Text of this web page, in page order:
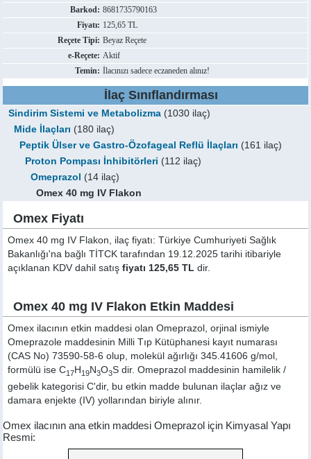
Barkod: 8681735790163
Fiyatı: 125,65 TL
Reçete Tipi: Beyaz Reçete
e-Reçete: Aktif
Temin: İlacınızı sadece eczaneden alınız!
İlaç Sınıflandırması
Sindirim Sistemi ve Metabolizma (1030 ilaç)
Mide İlaçları (180 ilaç)
Peptik Ülser ve Gastro-Özofageal Reflü İlaçları (161 ilaç)
Proton Pompası İnhibitörleri (112 ilaç)
Omeprazol
(14 ilaç)
Omex 40 mg IV Flakon
Omex Fiyatı
Omex 40 mg IV Flakon, ilaç fiyatı: Türkiye Cumhuriyeti Sağlık
Bakanlığı'na bağlı TİTCK tarafından 19.12.2025 tarihi itibariyle
açıklanan KDV dahil satışfiyatı 125,65 TL dir.
Omex 40 mg IV Flakon Etkin Maddesi
Omex ilacının etkin maddesi olan Omeprazol, orjinal ismiyle
Omeprazole maddesinin Milli Tıp Kütüphanesi kayıt numarası
(CAS No) 73590-58-6 olup, molekül ağırlığı 345.41606 g/mol,
formülü ise C17H 19N3O3S dir. Omeprazol maddesinin hamilelik /
gebelik kategorisi C'dir, bu etkin madde bulunan ilaçlar ağız ve
damara enjekte (IV) yollarından biriyle alınır.
Omex ilacının ana etkin maddesi Omeprazol için Kimyasal Yapı
Resmi: